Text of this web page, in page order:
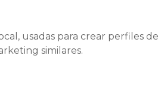
usadas para crear perfiles
similares.